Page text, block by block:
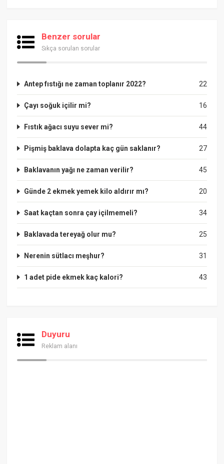
Benzer sorular
Sıkça sorulan sorular
22
Antep fıstığı ne zaman toplanır 2022?
16
Çayı soğuk içilir mi?
44
Fıstık ağacı suyu sever mi?
27
Pişmiş baklava dolapta kaç gün saklanır?
45
Baklavanın yağı ne zaman verilir?
20
Günde 2 ekmek yemek kilo aldırır mı?
34
Saat kaçtan sonra çay içilmemeli?
25
Baklavada tereyağ olur mu?
31
Nerenin sütlacı meşhur?
43
1 adet pide ekmek kaç kalori?
Duyuru
Reklam alanı